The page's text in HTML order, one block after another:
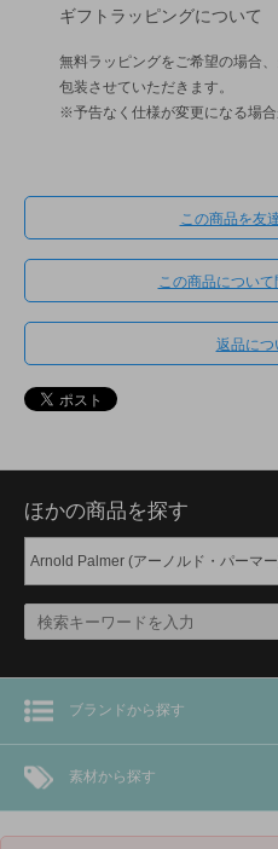
ギフトラッピングについて
無料ラッピングをご希望の場合
包装させていただきます。
※予告なく仕様が変更になる場合
この商品を友
この商品につい
返品につ
ほかの商品を探す
ブランドから探す
素材から探す